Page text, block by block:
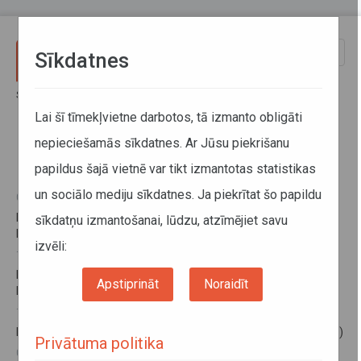
Sākums
Norvēģija
03. decembris 2025
Par ziemas riepām un to aprīkošanu ar ķēdēm ziemas sezonā
16. janvāris 2024
10. janvāris 2023
Minimāla atalgojuma prasības Norvēģijā (papildināts 10.01.2023)
04. oktobris 2018
Sīkdatnes
Lai šī tīmekļvietne darbotos, tā izmanto obligāti
nepieciešamās sīkdatnes. Ar Jūsu piekrišanu
papildus šajā vietnē var tikt izmantotas statistikas
un sociālo mediju sīkdatnes. Ja piekrītat šo papildu
sīkdatņu izmantošanai, lūdzu, atzīmējiet savu
izvēli:
Apstiprināt Noraidīt
Privātuma politika